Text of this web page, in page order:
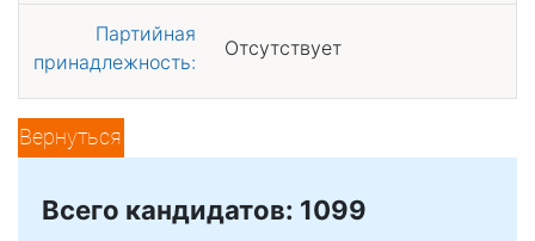
Партийная
принадлежность:
Отсутствует
Вернуться
Всего кандидатов: 1099